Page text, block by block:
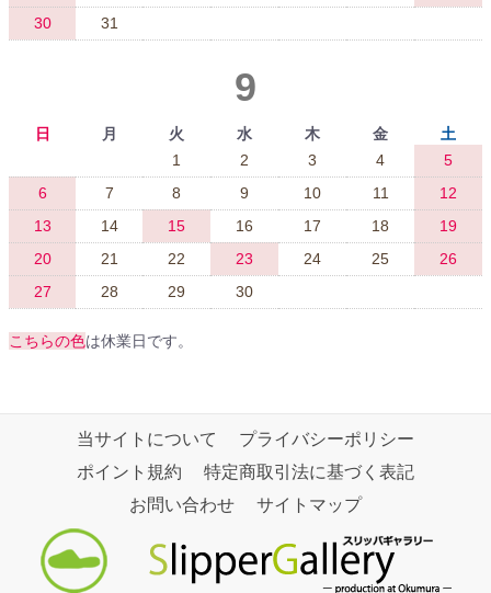
30
31
9
日 月 火 水 木 金
土
1
2 3 4
5
6
7 8 9 10 11
12
13
14 15 16 17 18
19
20
21 22 23 24 25
26
27
28 29 30
こちらの色は休業日です。
当サイトについて
プライバシーポリシー
ポイント規約
特定商取引法に基づく表記
お問い合わせ
サイトマップ